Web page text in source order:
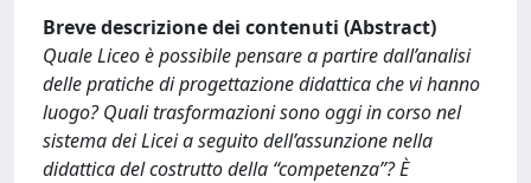
Breve descrizione dei contenuti (Abstract)
Quale Liceo è possibile pensare a partire dall’analisi
delle pratiche di progettazione didattica che vi hanno
luogo? Quali trasformazioni sono oggi in corso nel
sistema dei Licei a seguito dell’assunzione nella
didattica del costrutto della “competenza”? È